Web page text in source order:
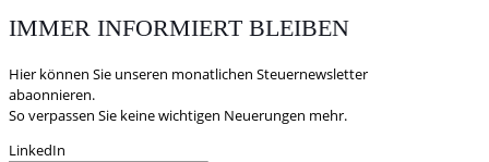
IMMER INFORMIERT BLEIBEN
Hier können Sie unseren monatlichen Steuernewsletter
abaonnieren.
So verpassen Sie keine wichtigen Neuerungen mehr.
LinkedIn